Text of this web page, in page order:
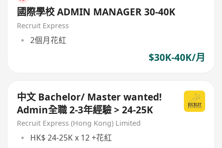
國際學校 ADMIN MANAGER 30-40K
Recruit Express
2個月花紅
$30K-40K/月
中文 Bachelor/ Master wanted!
Admin全職 2-3年經驗 > 24-25K
Recruit Express (Hong Kong) Limited
HK$ 24-25K x 12 +花紅